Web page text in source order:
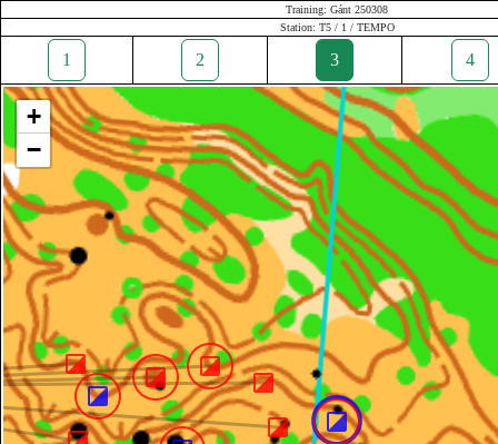
Training: Gánt 250308
Station: T5 / 1 / TEMPO
1 2 3 4
+
−